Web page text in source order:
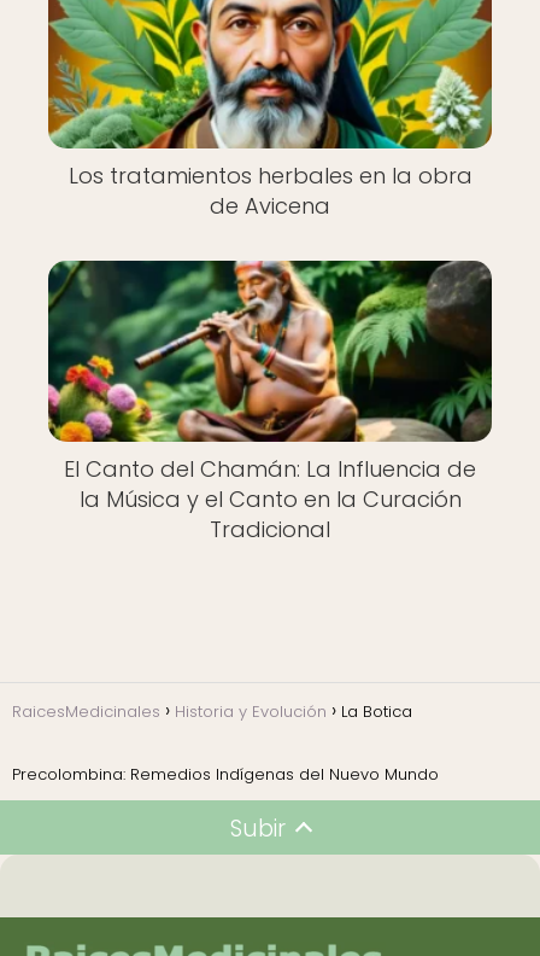
Los tratamientos herbales en la obra
de Avicena
El Canto del Chamán: La Influencia de
la Música y el Canto en la Curación
Tradicional
RaicesMedicinales Historia y Evolución La Botica
Precolombina: Remedios Indígenas del Nuevo Mundo
Subir